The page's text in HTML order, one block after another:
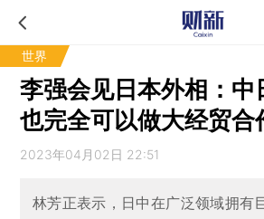
世界
李强会见日本外相：中
也完全可以做大经贸合
2023年04月02日 22:51
林芳正表示，日中在广泛领域拥有